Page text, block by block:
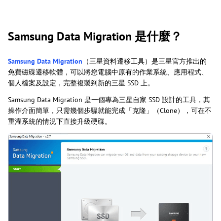
Samsung Data Migration 是什麼？
Samsung Data Migration （三星資料遷移工具）是三星官方推出的
免費磁碟遷移軟體，可以將您電腦中原有的作業系統、應用程式、
個人檔案及設定，完整複製到新的三星 SSD 上。
Samsung Data Migration 是一個專為三星自家 SSD 設計的工具，其
操作介面簡單，只需幾個步驟就能完成「克隆」（Clone），可在不
重灌系統的情況下直接升級硬碟。